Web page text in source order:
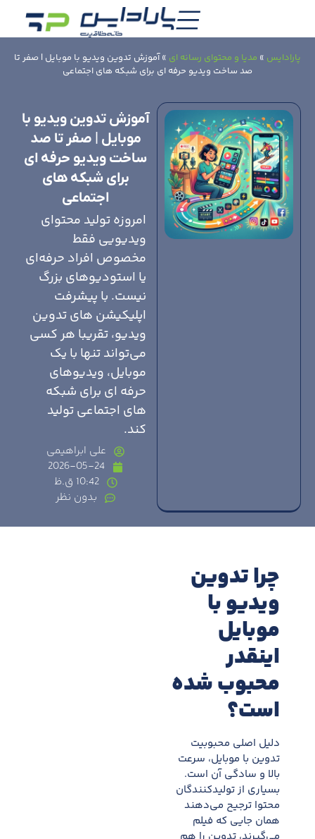
پارادایس » مدیا و محتوای رسانه ای »آموزش تدوین ویدیو با موبایل | صفر تا
صد ساخت ویدیو حرفه ای برای شبکه های اجتماعی
آموزش تدوین ویدیو با
موبایل | صفر تا صد
ساخت ویدیو حرفه ای
برای شبکه های
اجتماعی
امروزه تولید محتوای
ویدیویی فقط
مخصوص افراد حرفه‌ای
یا استودیوهای بزرگ
نیست. با پیشرفت
اپلیکیشن های تدوین
ویدیو، تقریبا هر کسی
می‌تواند تنها با یک
موبایل، ویدیوهای
حرفه ای برای شبکه
های اجتماعی تولید
کند.
علی ابراهیمی
2026-05-24
10:42 ق.ظ
بدون نظر
چرا تدوین
ویدیو با
موبایل
اینقدر
محبوب شده
است؟
دلیل اصلی محبوبیت
تدوین با موبایل، سرعت
بالا و سادگی آن است.
بسیاری از تولیدکنندگان
محتوا ترجیح می‌دهند
همان جایی که فیلم